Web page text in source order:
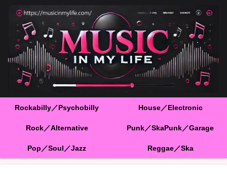
Rockabilly／Psychobilly House／Electronic
Rock／Alternative Punk／SkaPunk／Garage
Pop／Soul／Jazz Reggae／Ska